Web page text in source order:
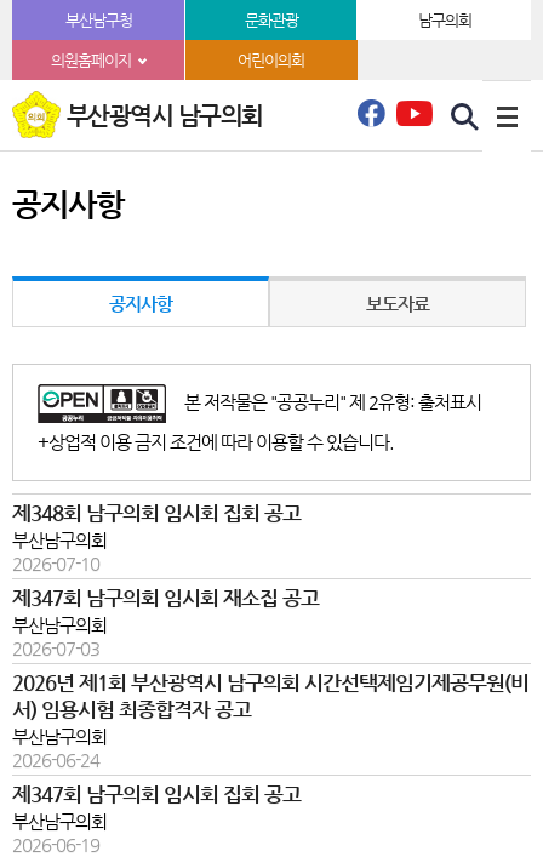
본문바로가기부산남구청 문화관광 남구의회
의원홈페이지 어린이의회
부산광역시 남구의회
공지사항
공지사항 보도자료
본 저작물은 "공공누리" 제 2유형: 출처표시
+상업적 이용 금지 조건에 따라 이용할 수 있습니다.
제348회 남구의회 임시회 집회 공고
부산남구의회
2026-07-10
제347회 남구의회 임시회 재소집 공고
부산남구의회
2026-07-03
2026년 제1회 부산광역시 남구의회 시간선택제임기제공무원(비
서) 임용시험 최종합격자 공고
부산남구의회
2026-06-24
제347회 남구의회 임시회 집회 공고
부산남구의회
2026-06-19